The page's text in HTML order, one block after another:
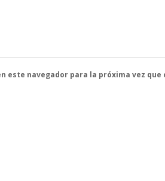
este navegador para la próxima vez que